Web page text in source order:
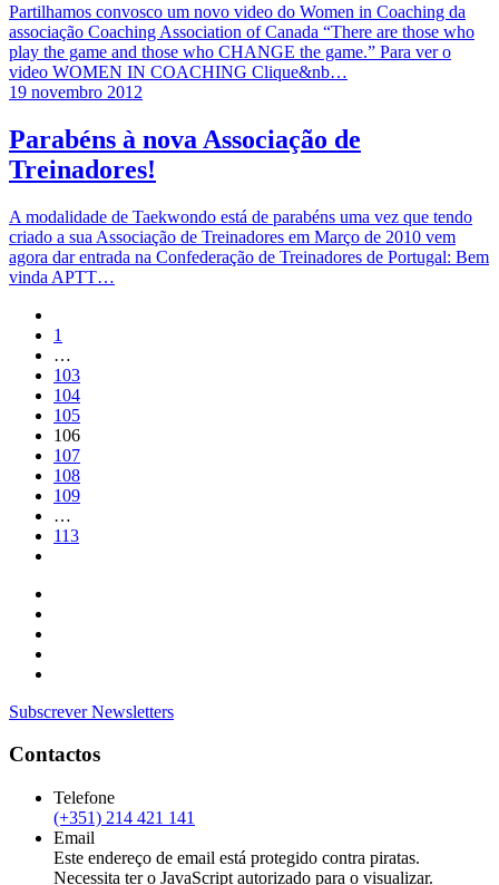
Partilhamos convosco um novo video do Women in Coaching da
associação Coaching Association of Canada “There are those who
play the game and those who CHANGE the game.” Para ver o
video WOMEN IN COACHING Clique&nb…
19 novembro 2012
Parabéns à nova Associação de
Treinadores!
A modalidade de Taekwondo está de parabéns uma vez que tendo
criado a sua Associação de Treinadores em Março de 2010 vem
agora dar entrada na Confederação de Treinadores de Portugal: Bem
vinda APTT…
1
…
103
104
105
106
107
108
109
…
113
Subscrever Newsletters
Contactos
Telefone
(+351) 214 421 141
Email
Este endereço de email está protegido contra piratas.
Necessita ter o JavaScript autorizado para o visualizar.